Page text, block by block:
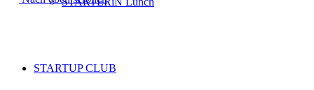
STARTUP CLUB